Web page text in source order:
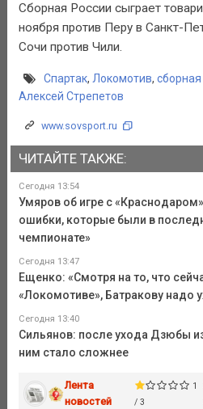
Сборная России сыграет
ноября против Перу в Санкт-
Сочи против Чили.
Спартак, Локомотив,
Алексей Стрепетов
www.sovsport.ru
ЧИТАЙТЕ ТАКЖЕ:
Сегодня 13:54
Умяров об игре с
ошибки, которые были в
чемпионате»
Сегодня 13:47
Ещенко: «Смотря на то, что
«Локомотиве», Батракову надо
Сегодня 13:40
Сильянов: после ухода Дзюбы
ним стало сложнее
Лента
новостей
1
/ 3